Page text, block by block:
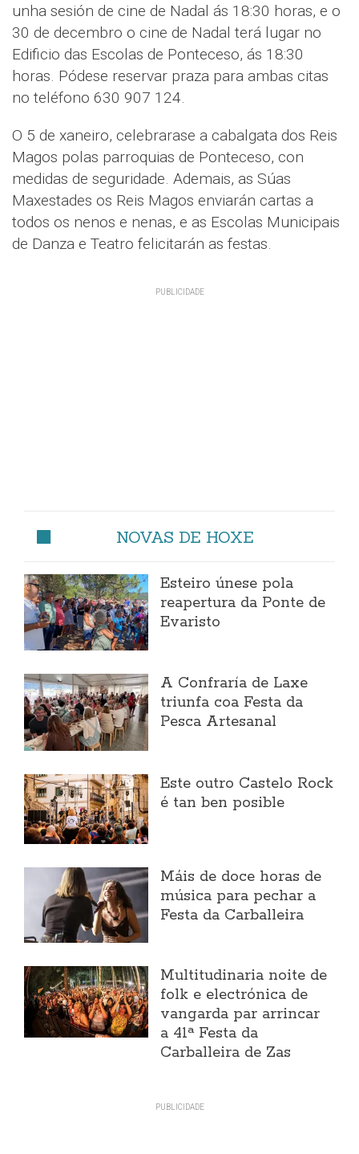
unha sesión de cine de Nadal ás 18:30 horas, e o
30 de decembro o cine de Nadal terá lugar no
Edificio das Escolas de Ponteceso, ás 18:30
horas. Pódese reservar praza para ambas citas
no teléfono 630 907 124.
O 5 de xaneiro, celebrarase a cabalgata dos Reis
Magos polas parroquias de Ponteceso, con
medidas de seguridade. Ademais, as Súas
Maxestades os Reis Magos enviarán cartas a
todos os nenos e nenas, e as Escolas Municipais
de Danza e Teatro felicitarán as festas.
NOVAS DE HOXE
Esteiro únese pola
reapertura da Ponte de
Evaristo
A Confraría de Laxe
triunfa coa Festa da
Pesca Artesanal
Este outro Castelo Rock
é tan ben posible
Máis de doce horas de
música para pechar a
Festa da Carballeira
Multitudinaria noite de
folk e electrónica de
vangarda par arrincar
a 41ª Festa da
Carballeira de Zas